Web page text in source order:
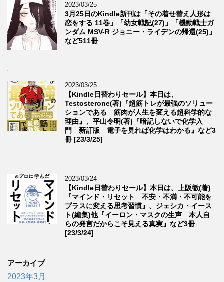
2023/03/25
3月25日のKindle新刊は「その着せ替え人形は
恋をする 11巻」「幼女戦記(27)」「機動戦士ガ
ンダム MSV-R ジョニー・ライデンの帰還(25)」
など511冊
2023/03/25
【Kindle日替わりセール】本日は、
Testosterone(著)『超筋トレが最強のソリュー
ションである 筋肉が人生を変える超科学的な
理由』、平山令明(著)『暗記しないで化学入
門 新訂版 電子を見れば化学はわかる』など3
冊 [23/3/25]
2023/03/24
【Kindle日替わりセール】本日は、上阪徹(著)
『マインド・リセット 不安・不満・不可能を
プラスに変える思考習慣』、ジェシカ・イース
ト(編集)他『イーロン・マスクの生声 本人自
らの発言だからこそ見える真実』など3冊
[23/3/24]
アーカイブ
2023年3月